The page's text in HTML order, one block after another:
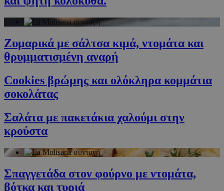
Ζυμαρικά με σάλτσα κιμά, ντομάτα και
θρυμματισμένη αναρή
Cookies βρώμης και ολόκληρα κομμάτια
σοκολάτας
Σαλάτα με πακετάκια χαλούμι στην
κρούστα
Σπαγγετάδα στον φούρνο με ντομάτα,
βότκα και τυριά